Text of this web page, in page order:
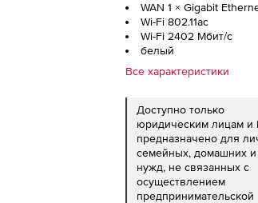
WAN 1 × Gigabit
Wi-Fi 802.11ac
Wi-Fi 2402 Мбит/с
белый
Все характеристики
Доступно только
юридическим лицам
предназначено для
семейных, домашних
нужд, не связанных с
осуществлением
предпринимательской